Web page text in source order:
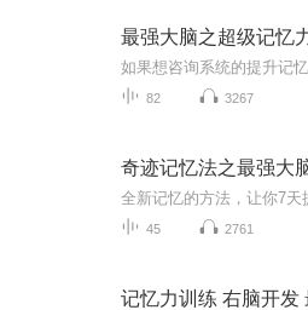
最强大脑之超级记忆
82 3267
奇迹记忆法之最强大
45 2761
记忆力训练 右脑开发